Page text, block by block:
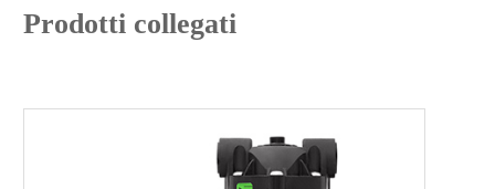
Prodotti collegati